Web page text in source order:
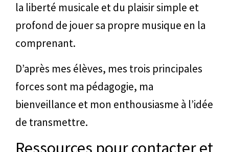
la liberté musicale et du plaisir simple et
profond de jouer sa propre musique en la
comprenant.
D’après mes élèves, mes trois principales
forces sont ma pédagogie, ma
bienveillance et mon enthousiasme à l’idée
de transmettre.
Ressources pour contacter et